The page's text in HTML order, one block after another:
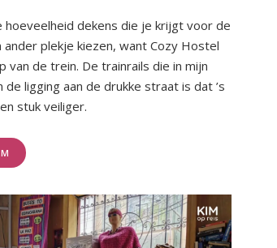
hoeveelheid dekens die je krijgt voor de
plekje kiezen, want Cozy Hostel
van de trein. De trainrails die in mijn
ligging aan de drukke straat is dat ’s
stuk veiliger.